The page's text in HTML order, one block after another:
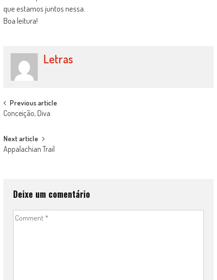
que estamos juntos nessa.
Boa leitura!
Letras
Post
navigation
Previous article
Conceição, Diva
Next article
Appalachian Trail
Deixe um comentário